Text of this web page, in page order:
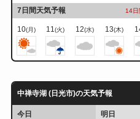
7日間天気予報 14日
10(月) 11(火) 12(水) 13(木)
中禅寺湖 (日光市)の天気予報
今日
明日